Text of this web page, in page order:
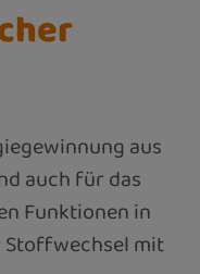
aus
auch für das
Funktionen in
Stoffwechsel mit